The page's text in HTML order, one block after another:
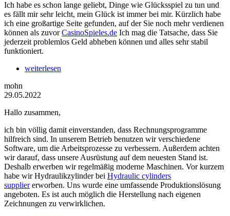
Ich habe es schon lange geliebt, Dinge wie Glücksspiel zu tun und
es fällt mir sehr leicht, mein Glück ist immer bei mir. Kürzlich habe
ich eine großartige Seite gefunden, auf der Sie noch mehr verdienen
können als zuvorCasinoSpieles.de Ich mag die Tatsache, dass Sie
jederzeit problemlos Geld abheben können und alles sehr stabil
funktioniert.
weiterlesen
mohn
29.05.2022
Hallo zusammen,
ich bin völlig damit einverstanden, dass Rechnungsprogramme
hilfreich sind. In unserem Betrieb benutzen wir verschiedene
Software, um die Arbeitsprozesse zu verbessern. Außerdem achten
wir darauf, dass unsere Ausrüstung auf dem neuesten Stand ist.
Deshalb erwerben wir regelmäßig moderne Maschinen. Vor kurzem
habe wir Hydraulikzylinder bei Hydraulic cylinders
suppliererworben. Uns wurde eine umfassende Produktionslösung
angeboten. Es ist auch möglich die Herstellung nach eigenen
Zeichnungen zu verwirklichen.